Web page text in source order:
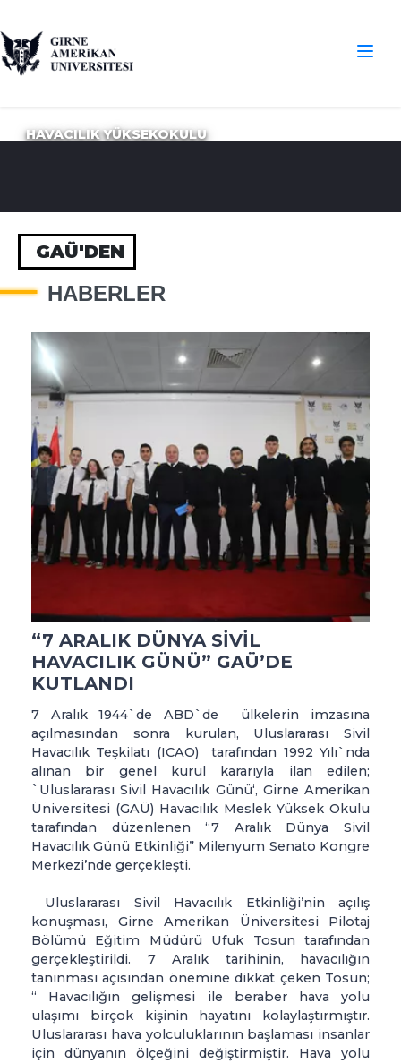
HAVACILIK YÜKSEKOKULU
GAÜ'DEN
HABERLER
“7 ARALIK DÜNYA SİVİL
HAVACILIK GÜNÜ” GAÜ’DE
KUTLANDI
7 Aralık 1944`de ABD`de ülkelerin imzasına
açılmasından sonra kurulan, Uluslararası Sivil
Havacılık Teşkilatı (ICAO) tarafından 1992 Yılı`nda
alınan bir genel kurul kararıyla ilan edilen;
`Uluslararası Sivil Havacılık Günü‘, Girne Amerikan
Üniversitesi (GAÜ) Havacılık Meslek Yüksek Okulu
tarafından düzenlenen “7 Aralık Dünya Sivil
Havacılık Günü Etkinliği” Milenyum Senato Kongre
Merkezi’nde gerçekleşti.
Uluslararası Sivil Havacılık Etkinliği’nin açılış
konuşması, Girne Amerikan Üniversitesi Pilotaj
Bölümü Eğitim Müdürü Ufuk Tosun tarafından
gerçekleştirildi. 7 Aralık tarihinin, havacılığın
tanınması açısından önemine dikkat çeken Tosun;
“ Havacılığın gelişmesi ile beraber hava yolu
ulaşımı birçok kişinin hayatını kolaylaştırmıştır.
Uluslararası hava yolculuklarının başlaması insanlar
için dünyanın ölçeğini değiştirmiştir. Hava yolu